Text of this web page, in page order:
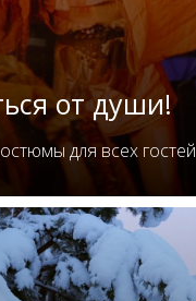
от души!
для всех гостей